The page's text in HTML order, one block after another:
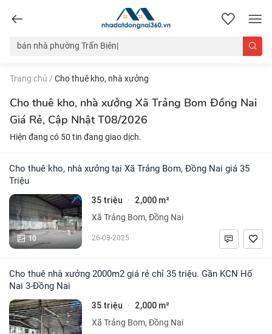
nhadatdongnai360.vn
Trang chủ / Cho thuê kho, nhà xưởng
Cho thuê kho, nhà xưởng Xã Trảng Bom Đồng Nai
Giá Rẻ, Cập Nhật T08/2026
Hiện đang có 50 tin đang giao dịch.
Cho thuê kho, nhà xưởng tại Xã Trảng Bom, Đồng Nai giá 35
Triệu
10
35 triệu · 2,000 m²
Xã Trảng Bom, Đồng Nai
26-08-2025
Cho thuê nhà xưởng 2000m2 giá rẻ chỉ 35 triệu. Gần KCN Hố
Nai 3-Đồng Nai
35 triệu · 2,000 m²
Xã Trảng Bom, Đồng Nai